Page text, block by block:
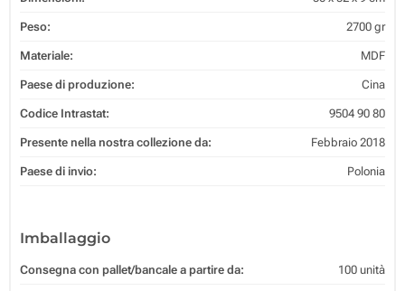
Peso: 2700 gr
Materiale: MDF
Paese di produzione: Cina
Codice Intrastat: 9504 90 80
Presente nella nostra collezione da: Febbraio 2018
Paese di invio: Polonia
Imballaggio
Consegna con pallet/bancale a partire da: 100 unità